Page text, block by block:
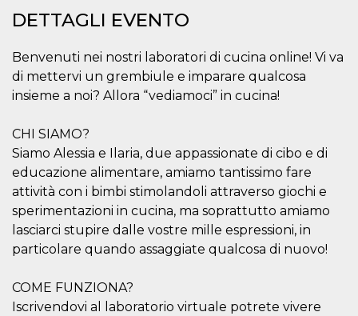
DETTAGLI EVENTO
Benvenuti nei nostri laboratori di cucina online! Vi va
di mettervi un grembiule e imparare qualcosa
insieme a noi? Allora “vediamoci” in cucina!
CHI SIAMO?
Siamo Alessia e Ilaria, due appassionate di cibo e di
educazione alimentare, amiamo tantissimo fare
attività con i bimbi stimolandoli attraverso giochi e
sperimentazioni in cucina, ma soprattutto amiamo
lasciarci stupire dalle vostre mille espressioni, in
particolare quando assaggiate qualcosa di nuovo!
COME FUNZIONA?
Iscrivendovi al laboratorio virtuale potrete vivere
CookieScriptConsent
CookieScript
4
2 giorni
Questo cookie
dal servizio
Cookie-
Script.com per
cookie dei
visitatori. È
necessario che il
banner dei
cookie di
Cookie-
Script.com
funzioni
correttamente.
Nome
type